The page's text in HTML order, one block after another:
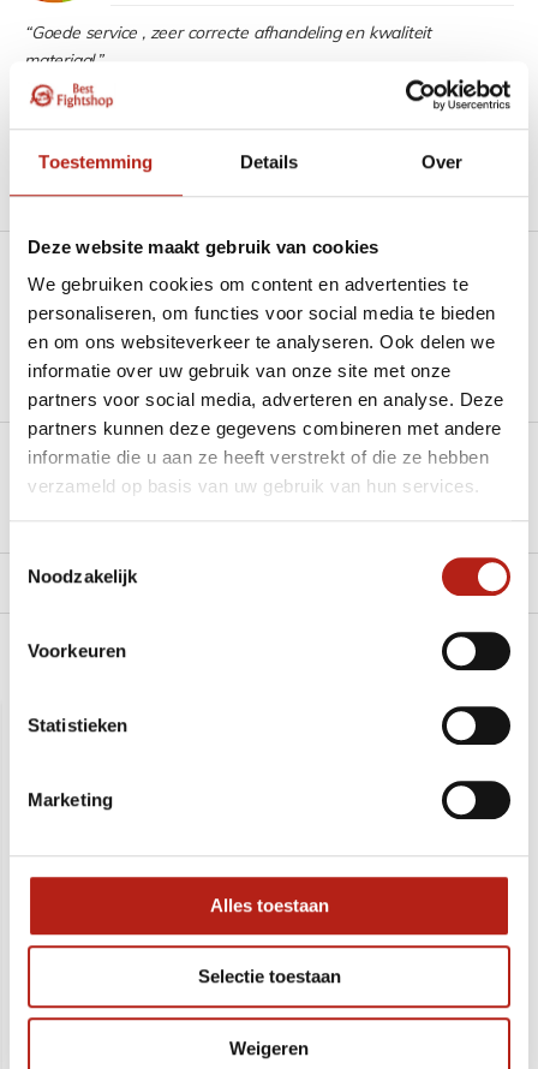
Toestemming Details Over
Deze website maakt gebruik van cookies
We gebruiken cookies om content en advertenties te
personaliseren, om functies voor social media te bieden
en om ons websiteverkeer te analyseren. Ook delen we
informatie over uw gebruik van onze site met onze
partners voor social media, adverteren en analyse. Deze
partners kunnen deze gegevens combineren met andere
informatie die u aan ze heeft verstrekt of die ze hebben
verzameld op basis van uw gebruik van hun services.
Toestemmingsselectie
Noodzakelijk
Voorkeuren
Statistieken
Marketing
Alles toestaan
Selectie toestaan
Weigeren
“Goede service , zeer correcte afhandeling en kwaliteit
materiaal.”
Beschikbaar in de volgende varianten:
Productomschrijving
Heb je een vraag over dit product?
Stel je vraag in de Chat voor een snel antwoord 24/7
Stel je vraag
Groot aantal nodig?
Klik hier om een offerte aan te vragen
Levering en retour
Witte japanse stijl